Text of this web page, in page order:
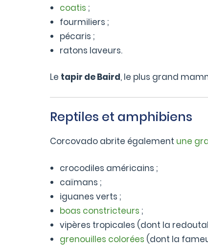
coatis ;
fourmiliers ;
pécaris ;
ratons laveurs.
Le tapir de Baird, le plus grand
Reptiles et amphibiens
Corcovado abrite également une
crocodiles américains ;
caïmans ;
iguanes verts ;
boas constricteurs ;
vipères tropicales (dont la
grenouilles colorées (dont la